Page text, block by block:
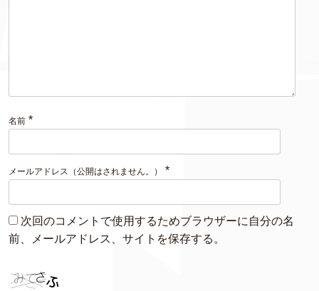
名前 *
メールアドレス（公開はされません。） *
次回のコメントで使用するためブラウザーに自分の名
前、メールアドレス、サイトを保存する。